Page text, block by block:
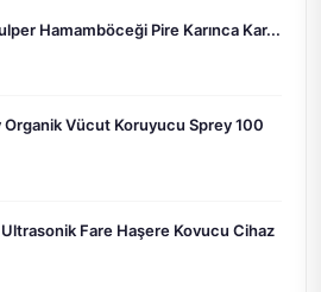
Hamamböceği Pire Karınca Kar...
Organik Vücut Koruyucu Sprey 100
Ultrasonik Fare Haşere Kovucu Cihaz